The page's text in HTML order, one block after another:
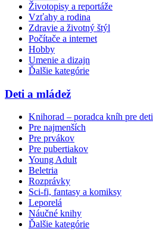
Životopisy a reportáže
Vzťahy a rodina
Zdravie a životný štýl
Počítače a internet
Hobby
Umenie a dizajn
Ďalšie kategórie
Deti a mládež
Knihorad – poradca kníh pre deti
Pre najmenších
Pre prvákov
Pre pubertiakov
Young Adult
Beletria
Rozprávky
Sci-fi, fantasy a komiksy
Leporelá
Náučné knihy
Ďalšie kategórie